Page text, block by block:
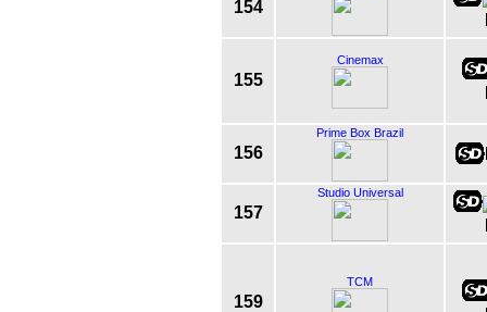
154
155
Cinemax
156
Prime Box Brazil
157
Studio Universal
159
TCM